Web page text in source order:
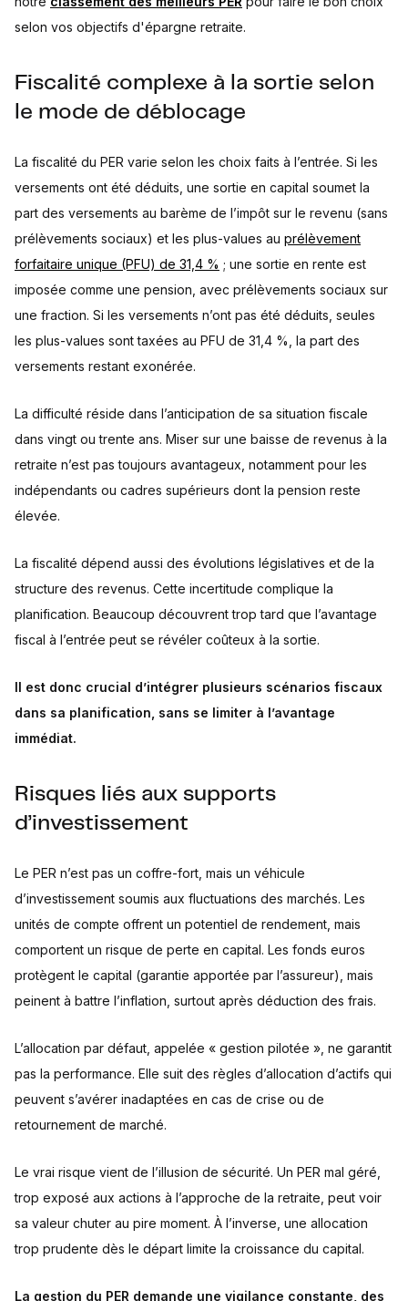
selon vos objectifs d'épargne retraite.
Fiscalité complexe à la sortie selon
le mode de déblocage
La fiscalité du PER varie selon les choix faits à l’entrée. Si les
versements ont été déduits, une sortie en capital soumet la
part des versements au barème de l’impôt sur le revenu (sans
prélèvements sociaux) et les plus-values au prélèvement
forfaitaire unique (PFU) de 31,4 % ; une sortie en rente est
imposée comme une pension, avec prélèvements sociaux sur
une fraction. Si les versements n’ont pas été déduits, seules
les plus-values sont taxées au PFU de 31,4 %, la part des
versements restant exonérée.
La difficulté réside dans l’anticipation de sa situation fiscale
dans vingt ou trente ans. Miser sur une baisse de revenus à la
retraite n’est pas toujours avantageux, notamment pour les
indépendants ou cadres supérieurs dont la pension reste
élevée.
La fiscalité dépend aussi des évolutions législatives et de la
structure des revenus. Cette incertitude complique la
planification. Beaucoup découvrent trop tard que l’avantage
fiscal à l’entrée peut se révéler coûteux à la sortie.
Il est donc crucial d’intégrer plusieurs scénarios fiscaux
dans sa planification, sans se limiter à l’avantage
immédiat.
Risques liés aux supports
d’investissement
Le PER n’est pas un coffre-fort, mais un véhicule
d’investissement soumis aux fluctuations des marchés. Les
unités de compte offrent un potentiel de rendement, mais
comportent un risque de perte en capital. Les fonds euros
protègent le capital (garantie apportée par l’assureur), mais
peinent à battre l’inflation, surtout après déduction des frais.
L’allocation par défaut, appelée « gestion pilotée », ne garantit
pas la performance. Elle suit des règles d’allocation d’actifs qui
peuvent s’avérer inadaptées en cas de crise ou de
retournement de marché.
Le vrai risque vient de l’illusion de sécurité. Un PER mal géré,
trop exposé aux actions à l’approche de la retraite, peut voir
sa valeur chuter au pire moment. À l’inverse, une allocation
trop prudente dès le départ limite la croissance du capital.
La gestion du PER demande une vigilance constante, des